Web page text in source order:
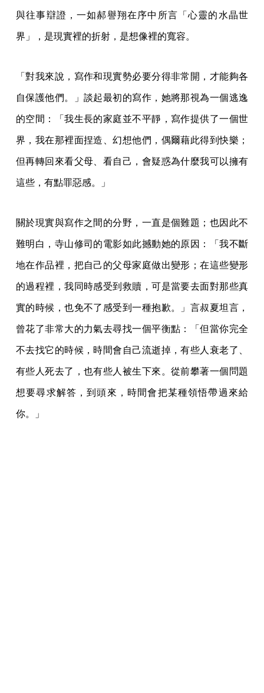
與往事辯證，一如郝譽翔在序中所言「心靈的水晶世
界」，是現實裡的折射，是想像裡的寬容。
「對我來說，寫作和現實勢必要分得非常開，才能夠各
自保護他們。」談起最初的寫作，她將那視為一個逃逸
的空間：「我生長的家庭並不平靜，寫作提供了一個世
界，我在那裡面捏造、幻想他們，偶爾藉此得到快樂；
但再轉回來看父母、看自己，會疑惑為什麼我可以擁有
這些，有點罪惡感。」
關於現實與寫作之間的分野，一直是個難題；也因此不
難明白，寺山修司的電影如此撼動她的原因：「我不斷
地在作品裡，把自己的父母家庭做出變形；在這些變形
的過程裡，我同時感受到救贖，可是當要去面對那些真
實的時候，也免不了感受到一種抱歉。」言叔夏坦言，
曾花了非常大的力氣去尋找一個平衡點：「但當你完全
不去找它的時候，時間會自己流逝掉，有些人衰老了、
有些人死去了，也有些人被生下來。從前攀著一個問題
想要尋求解答，到頭來，時間會把某種領悟帶過來給
你。」